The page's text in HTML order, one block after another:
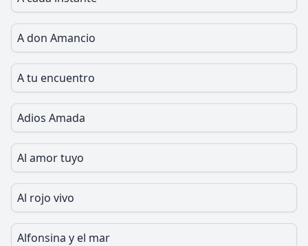
A don Amancio
A tu encuentro
Adios Amada
Al amor tuyo
Al rojo vivo
Alfonsina y el mar